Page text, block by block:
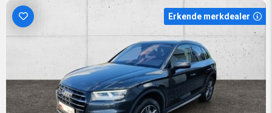
Erkende merkdealer